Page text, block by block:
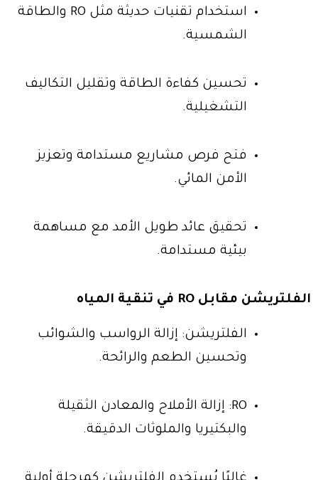
استخدام تقنيات حديثة مثل RO والطاقة
الشمسية.
تحسين كفاءة الطاقة وتقليل التكاليف
التشغيلية.
فتح فرص مشاريع مستدامة وتعزيز
الأمن المائي.
تحقيق عائد طويل الأمد مع مساهمة
بيئية مستدامة.
الفلتريشن مقابل RO في تنقية المياه
الفلتريشن: إزالة الرواسب والشوائب
وتحسين الطعم والرائحة.
RO: إزالة الأملاح والمعادن الثقيلة
والبكتيريا والملوثات الدقيقة.